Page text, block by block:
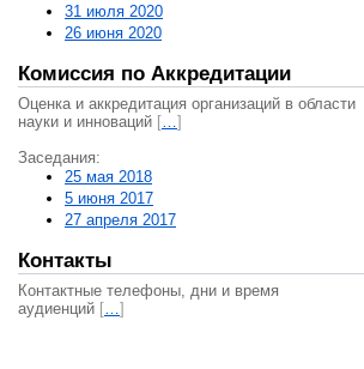
31 июля 2020
26 июня 2020
Комиссия по Аккредитации
Оценка и аккредитация организаций в области
науки и инноваций […]
Заседания:
25 мая 2018
5 июня 2017
27 апреля 2017
Контакты
Контактные телефоны, дни и время
аудиенций […]